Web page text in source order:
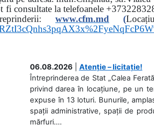
fi consultate la telefoanele
www.cfm.md (
06.08.2026
Atenție – licitație!
Întreprinderea de Stat „Calea
privind darea în locațiune, pe un
expuse în 13 loturi. Bunurile,
spații administrative, spații de
mărfuri....